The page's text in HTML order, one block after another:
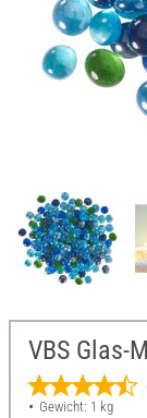
VBS Glas-
Gewicht: 1 kg